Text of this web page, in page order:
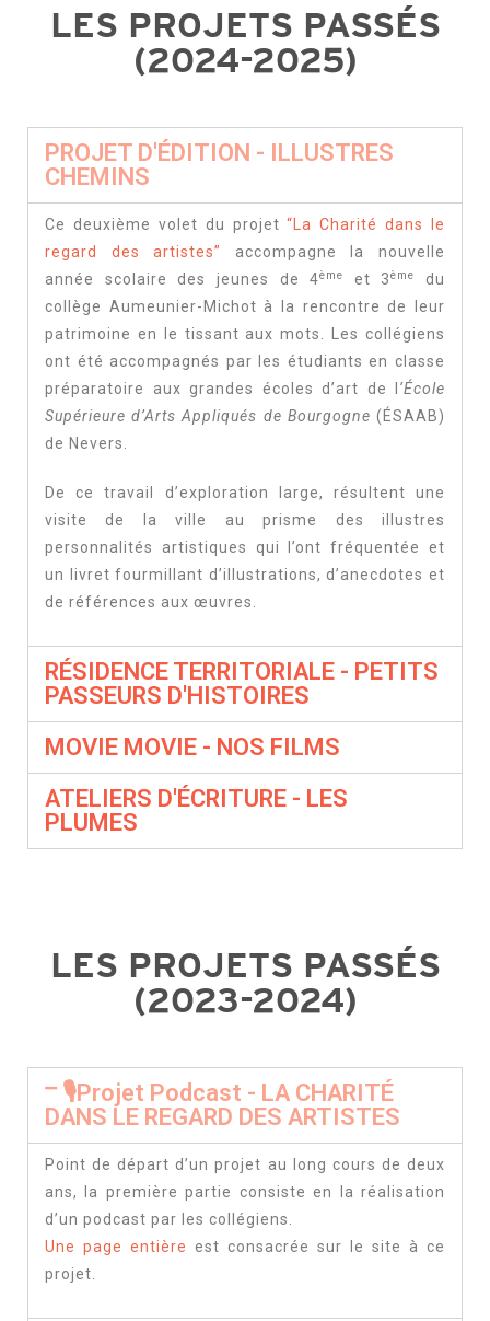
LES PROJETS PASSÉS
(2024-2025)
PROJET D'ÉDITION - ILLUSTRES
CHEMINS
Ce deuxième volet du projet“La Charité dans le
regard des artistes”
accompagne la nouvelle
année scolaire des jeunes de 4ème et 3ème
du
collège Aumeunier-Michot à la rencontre de leur
patrimoine en le tissant aux mots. Les collégiens
ont été accompagnés par les étudiants en classe
préparatoire aux grandes écoles d’art de l ‘École
Supérieure d’Arts Appliqués de Bourgogne (ÉSAAB)
de Nevers.
De ce travail d’exploration large, résultent une
visite de la ville au prisme des illustres
personnalités artistiques qui l’ont fréquentée et
un livret fourmillant d’illustrations, d’anecdotes et
de références aux œuvres.
RÉSIDENCE TERRITORIALE - PETITS
PASSEURS D'HISTOIRES
MOVIE MOVIE - NOS FILMS
ATELIERS D'ÉCRITURE - LES
PLUMES
LES PROJETS PASSÉS
(2023-2024)
🎙Projet Podcast - LA CHARITÉ
DANS LE REGARD DES ARTISTES
Point de départ d’un projet au long cours de deux
ans, la première partie consiste en la réalisation
d’un podcast par les collégiens.
Une page entière est consacrée sur le site à ce
projet.